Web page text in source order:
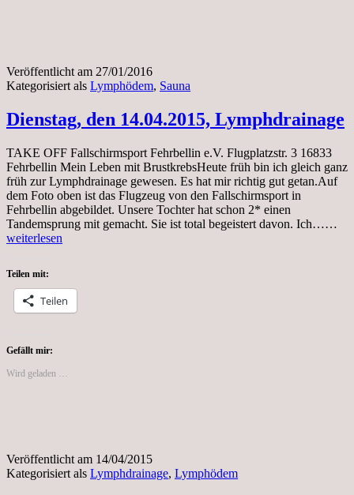
Veröffentlicht am 27/01/2016
Kategorisiert als Lymphödem, Sauna
Dienstag, den 14.04.2015, Lymphdrainage
TAKE OFF Fallschirmsport Fehrbellin e.V. Flugplatzstr. 3 16833
Fehrbellin Mein Leben mit BrustkrebsHeute früh bin ich gleich ganz
früh zur Lymphdrainage gewesen. Es hat mir richtig gut getan.Auf
dem Foto oben ist das Flugzeug von den Fallschirmsport in
Fehrbellin abgebildet. Unsere Tochter hat schon 2* einen
Tandemsprung mit gemacht. Sie ist total begeistert davon. Ich……
weiterlesen
Teilen mit:
Teilen
Gefällt mir:
Wird geladen …
Veröffentlicht am 14/04/2015
Kategorisiert als Lymphdrainage, Lymphödem